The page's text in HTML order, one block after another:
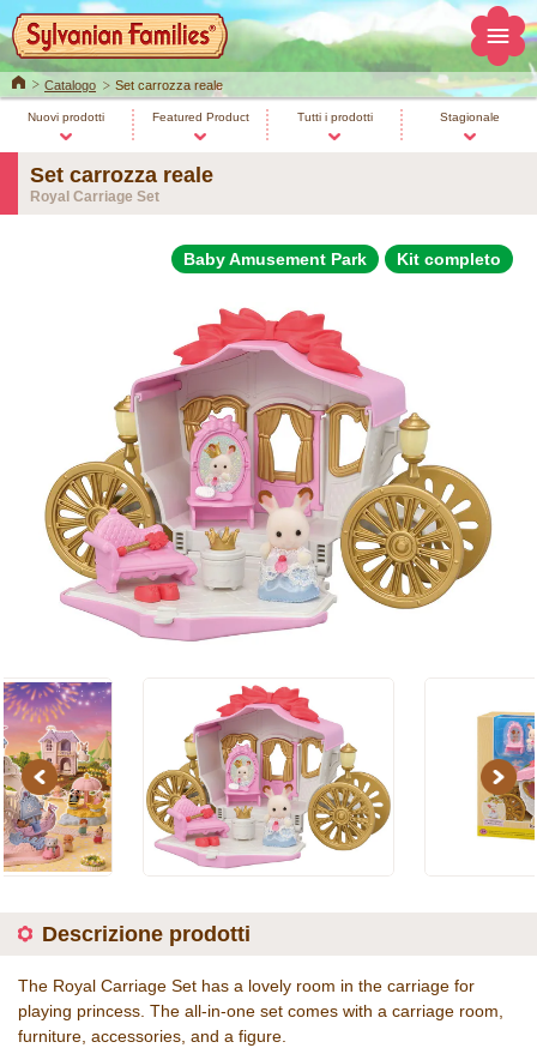
HomeCatalogo Set carrozza reale
Nuovi prodotti Featured Product Tutti i prodotti Stagionale
Set carrozza reale
Royal Carriage Set
Baby Amusement Park Kit completo
Previous Next
Descrizione prodotti
The Royal Carriage Set has a lovely room in the carriage for
playing princess. The all-in-one set comes with a carriage room,
furniture, accessories, and a figure.